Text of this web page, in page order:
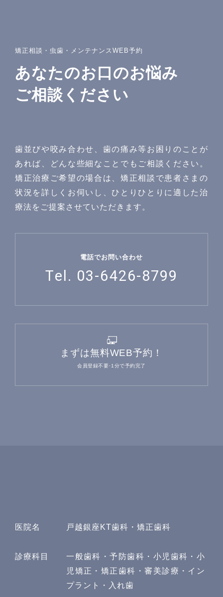
矯正相談・虫歯・メンテナンスWEB予約
あなたのお口のお悩み
ご相談ください
歯並びや咬み合わせ、歯の痛み等お困りのことが
あれば、どんな些細なことでもご相談ください。
矯正治療ご希望の場合は、矯正相談で患者さまの
状況を詳しくお伺いし、ひとりひとりに適した治
療法をご提案させていただきます。
電話でお問い合わせ
Tel. 03-6426-8799
まずは無料WEB予約！
会員登録不要･1分で予約完了
医院名 戸越銀座KT歯科・矯正歯科
診療科目
一般歯科・予防歯科・小児歯科・小
児矯正・矯正歯科・審美診療・イン
プラント・入れ歯